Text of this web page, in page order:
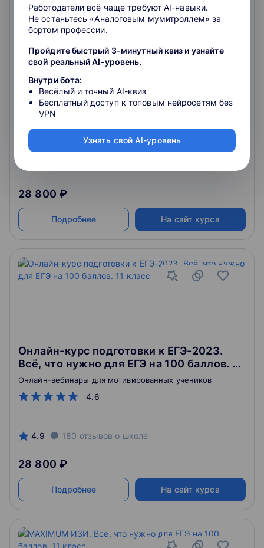
Онлайн-курс подготовки к ЕГЭ-2023.
Сдайте ЕГЭ по истории и поступите на
бюджет
4.6
по истории. Онлайн-вебинары для мотивированных
учеников
28 800 ₽
Подробнее На сайт курса
Онлайн-курс подготовки к ЕГЭ-2023.
Всё, что нужно для ЕГЭ на 100 баллов. 11
класс
4.6
Онлайн-вебинары для мотивированных учеников
4.9 180 отзывов о школе
28 800 ₽
Подробнее На сайт курса
Работодатели всё чаще требуют AI-навыки.
Не останьтесь «Аналоговым мумитроллем» за
бортом профессии.
Пройдите быстрый 3-минутный квиз и узнайте
свой реальный AI-уровень.
Внутри бота:
Весёлый и точный AI-квиз
Бесплатный доступ к топовым нейросетям без
VPN
Узнать свой AI-уровень